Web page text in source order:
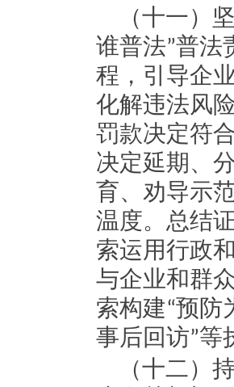
（十一）
谁普法”普法
程，引导企
化解违法风
罚款决定符
决定延期、
育、劝导示
温度。总结
索运用行政
与企业和群
索构建“预防
事后回访”等
（十二）